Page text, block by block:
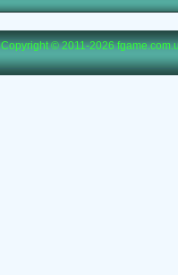
Copyright © 2011-2026